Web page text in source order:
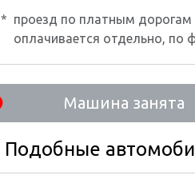
* проезд по платным дорогам
оплачивается отдельно, по
Машина занята
Подобные